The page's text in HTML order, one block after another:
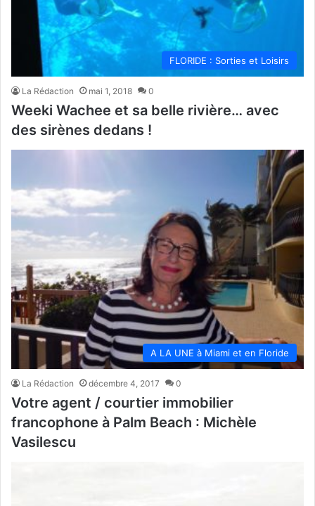
FLORIDE : Sorties et Loisirs
La Rédaction mai 1, 2018 0
Weeki Wachee et sa belle rivière… avec
des sirènes dedans !
A LA UNE à Miami et en Floride
La Rédaction décembre 4, 2017 0
Votre agent / courtier immobilier
francophone à Palm Beach : Michèle
Vasilescu